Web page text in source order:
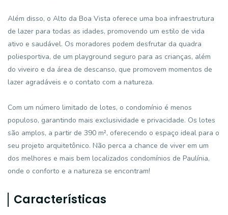
Além disso, o Alto da Boa Vista oferece uma boa infraestrutura
de lazer para todas as idades, promovendo um estilo de vida
ativo e saudável. Os moradores podem desfrutar da quadra
poliesportiva, de um playground seguro para as crianças, além
do viveiro e da área de descanso, que promovem momentos de
lazer agradáveis e o contato com a natureza.
Com um número limitado de lotes, o condomínio é menos
populoso, garantindo mais exclusividade e privacidade. Os lotes
são amplos, a partir de 390 m², oferecendo o espaço ideal para o
seu projeto arquitetônico. Não perca a chance de viver em um
dos melhores e mais bem localizados condomínios de Paulínia,
onde o conforto e a natureza se encontram!
Características